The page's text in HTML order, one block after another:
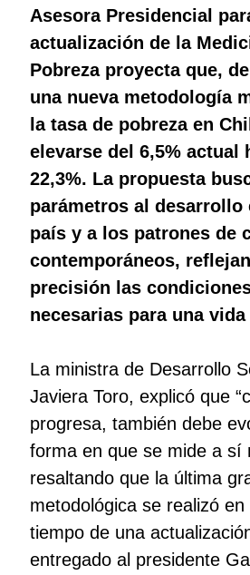
Asesora Presidencial
actualización de la
Pobreza proyecta que,
una nueva metodología
la tasa de pobreza en
elevarse del 6,5% actual
22,3%. La propuesta
parámetros al desarrollo
país y a los patrones de
contemporáneos,
precisión las
necesarias para una
La ministra de Desarrollo
Javiera Toro, explicó que
progresa, también debe
forma en que se mide a sí
resaltando que la última
metodológica se realizó
tiempo de una
entregado al presidente